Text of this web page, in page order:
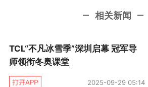
到了今年平昌也是2人进金牌轮
综上所述，最近三届中国男
冬奥，男队是9人次进决赛，
相关新闻
TCL“不凡冰雪季”深圳启幕 冠军导
师领衔冬奥课堂
2025-09-29 05:14